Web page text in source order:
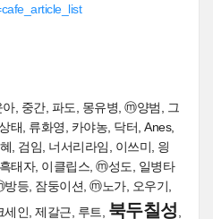
, 중간, 파도, 몽유병, ⓜ양범, 그
태, 류화영, 카야농, 닥터, Anes,
, 검임, 너서리라임, 이쓰미, 읭
태자, 이클립스, ⓜ성도, 일병타
등, 잠둥이션, ⓜ노가, 오우기,
인, 제갈근, 루트, 북두칠성